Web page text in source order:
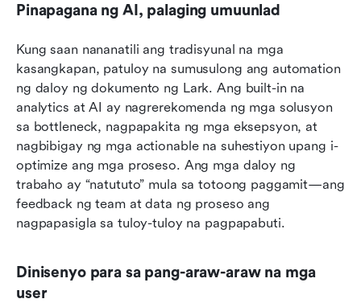
Pinapagana ng AI, palaging umuunlad
Kung saan nananatili ang tradisyunal na mga
kasangkapan, patuloy na sumusulong ang automation
ng daloy ng dokumento ng Lark. Ang built-in na
analytics at AI ay nagrerekomenda ng mga solusyon
sa bottleneck, nagpapakita ng mga eksepsyon, at
nagbibigay ng mga actionable na suhestiyon upang i-
optimize ang mga proseso. Ang mga daloy ng
trabaho ay “natututo” mula sa totoong paggamit—ang
feedback ng team at data ng proseso ang
nagpapasigla sa tuloy-tuloy na pagpapabuti.
Dinisenyo para sa pang-araw-araw na mga
user